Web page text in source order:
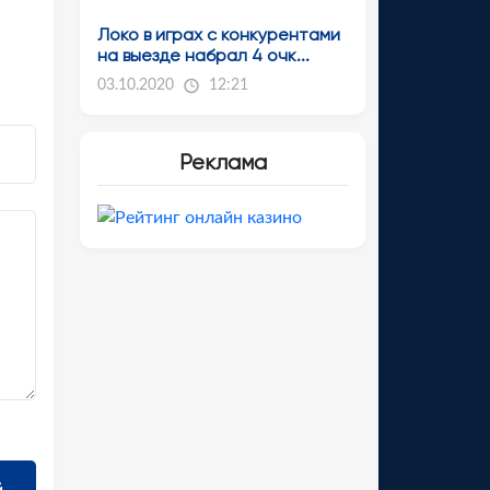
Локо в играх с конкурентами
на выезде набрал 4 очк...
03.10.2020 12:21
Реклама